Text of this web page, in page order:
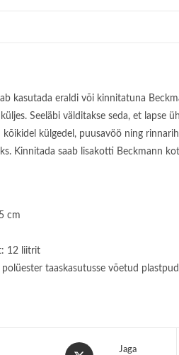
kasutada eraldi või kinnitatuna
Seeläbi välditakse seda, et lapse
külgedel, puusavöö ning
Kinnitada saab lisakotti Beckmann
cm
12 liitrit
polüester taaskasutusse võetud
Opens
Jaga